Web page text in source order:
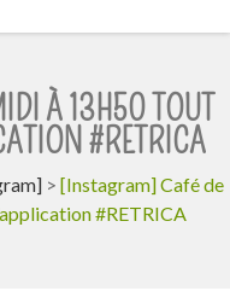
À 13H50 TOUT
#RETRICA
> [Instagram] Café de
#RETRICA